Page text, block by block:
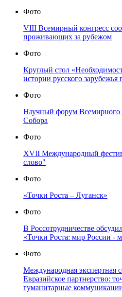
Фото
VIII Всемирный конгресс
проживающих за рубежом
Фото
Круглый стол
истории русского
Фото
Научный форум Всемирного
Собора
Фото
XVII Международный
слово"
Фото
«Точки Роста – Луганск»
Фото
В Россотрудничестве
«Точки Роста: мир России -
Фото
Международная экспертная
Евразийское партнерство:
гуманитарные